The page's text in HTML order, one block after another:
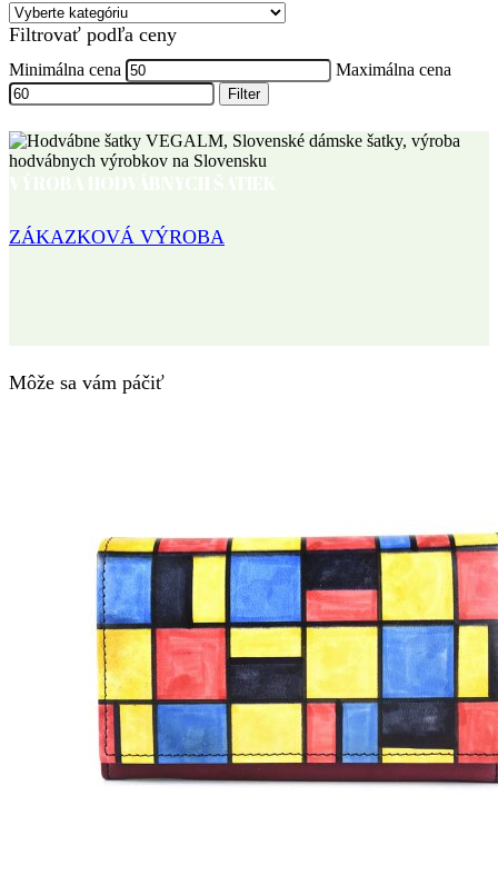
Filtrovať podľa ceny
Minimálna cena Maximálna cena
Filter
ZÁKAZKOVÁ VÝROBA
Môže sa vám páčiť